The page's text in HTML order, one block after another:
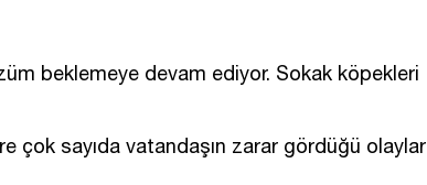
beklemeye devam ediyor. Sokak köpekleri
çok sayıda vatandaşın zarar gördüğü olaylar